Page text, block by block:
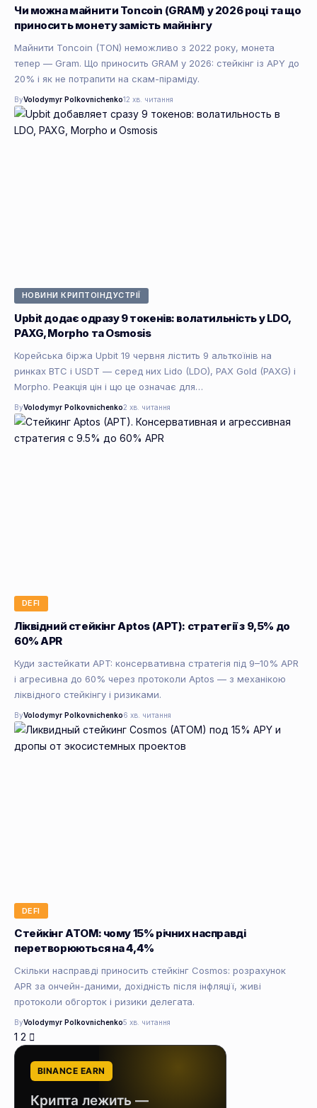
Чи можна майнити Toncoin (GRAM) у 2026 році та що
приносить монету замість майнінгу
Майнити Toncoin (TON) неможливо з 2022 року, монета
тепер — Gram. Що приносить GRAM у 2026: стейкінг із APY до
20% і як не потрапити на скам-піраміду.
ByVolodymyr Polkovnichenko12 хв. читання
НОВИНИ КРИПТОІНДУСТРІЇ
Upbit додає одразу 9 токенів: волатильність у LDO,
PAXG, Morpho та Osmosis
Корейська біржа Upbit 19 червня лістить 9 альткоїнів на
ринках BTC і USDT — серед них Lido (LDO), PAX Gold (PAXG) і
Morpho. Реакція цін і що це означає для…
ByVolodymyr Polkovnichenko2 хв. читання
DEFI
Ліквідний стейкінг Aptos (APT): стратегії з 9,5% до
60% APR
Куди застейкати APT: консервативна стратегія під 9–10% APR
і агресивна до 60% через протоколи Aptos — з механікою
ліквідного стейкінгу і ризиками.
ByVolodymyr Polkovnichenko6 хв. читання
DEFI
Стейкінг ATOM: чому 15% річних насправді
перетворюються на 4,4%
Скільки насправді приносить стейкінг Cosmos: розрахунок
APR за ончейн-даними, дохідність після інфляції, живі
протоколи обгорток і ризики делегата.
ByVolodymyr Polkovnichenko5 хв. читання
1 2
BINANCE EARN
Крипта лежить —